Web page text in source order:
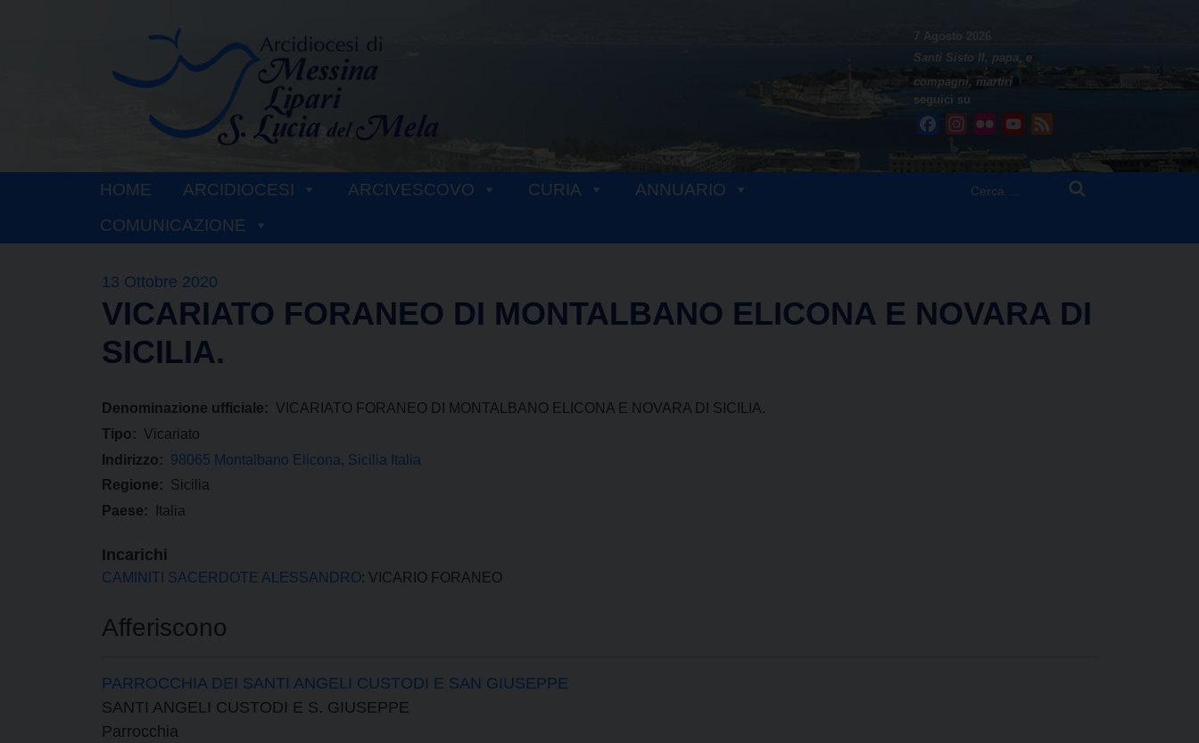
7 Agosto 2026
Santi Sisto II, papa, e
compagni, martiri
seguici su
FacebookInstagram
Flickr YouTube
HOME ARCIDIOCESI ARCIVESCOVO CURIA
ANNUARIO
COMUNICAZIONE
13 Ottobre 2020
VICARIATO FORANEO DI MONTALBANO ELICONA E NOVARA DI
SICILIA.
Denominazione ufficiale: VICARIATO FORANEO DI MONTALBANO ELICONA E NOVARA DI SICILIA.
Tipo: Vicariato
Indirizzo: 98065 Montalbano Elicona, Sicilia Italia
Regione: Sicilia
Paese:
Italia
Incarichi
CAMINITI SACERDOTE ALESSANDRO: VICARIO FORANEO
Afferiscono
PARROCCHIA DEI SANTI ANGELI CUSTODI E SAN GIUSEPPE
SANTI ANGELI CUSTODI E S. GIUSEPPE
Parrocchia